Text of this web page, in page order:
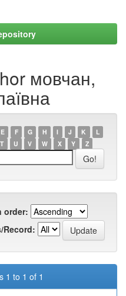
мовчан,
E F G H I J K
L
T U V W X Y Z
order:
Record:
1 to 1 of 1